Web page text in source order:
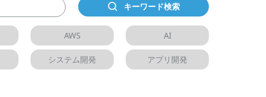
キーワード検索
AWS AI
システム開発 アプリ開発